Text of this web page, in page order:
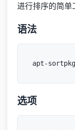
进行排序的简单
语法
选项